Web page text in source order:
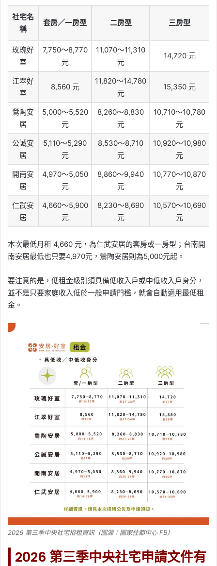
社宅名
稱
套房／一房型 二房型 三房型
玫瑰好
室
7,750～8,770
元
11,070～11,310
元
14,720 元
江翠好
室
8,560 元
11,820～14,780
元
15,350 元
鶯陶安
居
5,000～5,520
元
8,260～8,830
元
10,710～10,780
元
公誠安
居
5,110～5,290
元
8,530～8,710
元
10,920～10,980
元
開南安
居
4,970～5,050
元
8,860～9,940
元
10,770～10,870
元
仁武安
居
4,660～5,900
元
8,230～8,690
元
10,570～10,690
元
本次最低月租 4,660 元，為仁武安居的套房或一房型；台南開
南安居最低也只要4,970元，鶯陶安居則為5,000元起。
要注意的是，低租金級別須具備低收入戶或中低收入戶身分，
並不是只要家庭收入低於一般申請門檻，就會自動適用最低租
金。
2026 第三季中央社宅招租資訊（圖源：國家住都中心 FB）
2026 第三季中央社宅申請文件有